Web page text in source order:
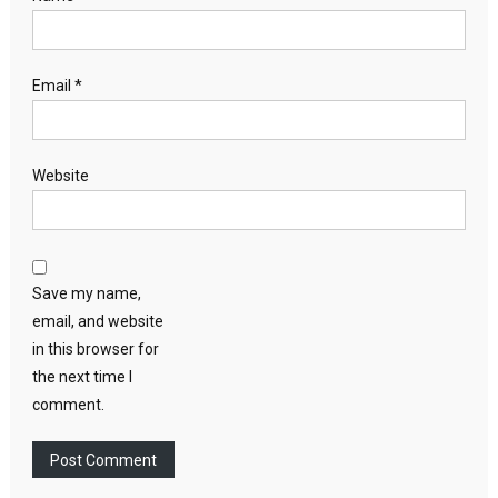
Email *
Website
Save my name,
email, and website
in this browser for
the next time I
comment.